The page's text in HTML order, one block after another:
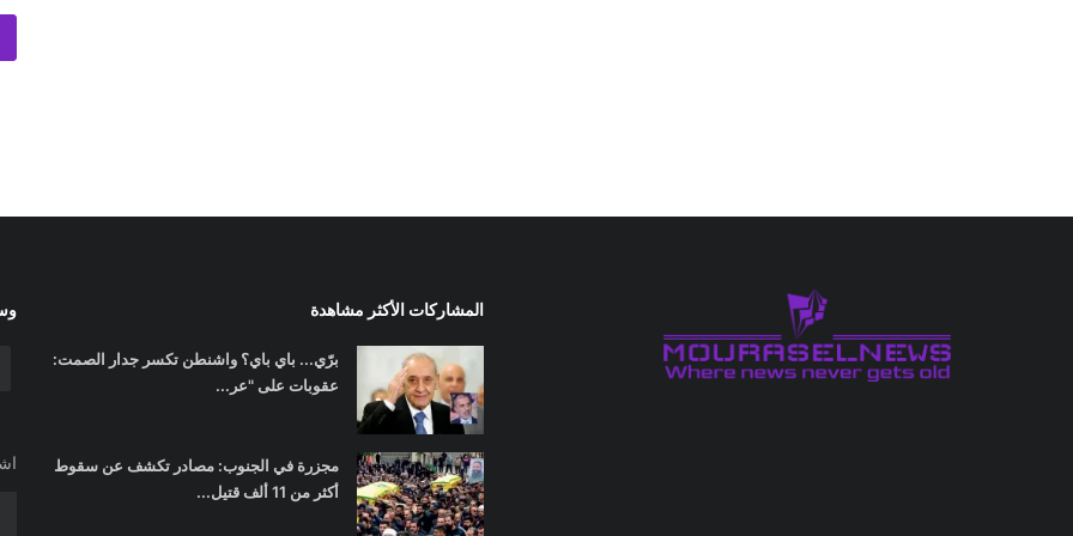
المشاركات الأكثر مشاهدة
برّي... باي باي؟ واشنطن تكسر جدار الصمت:
عقوبات على "عر...
مجزرة في الجنوب: مصادر تكشف عن سقوط
أكثر من 11 ألف قتيل...